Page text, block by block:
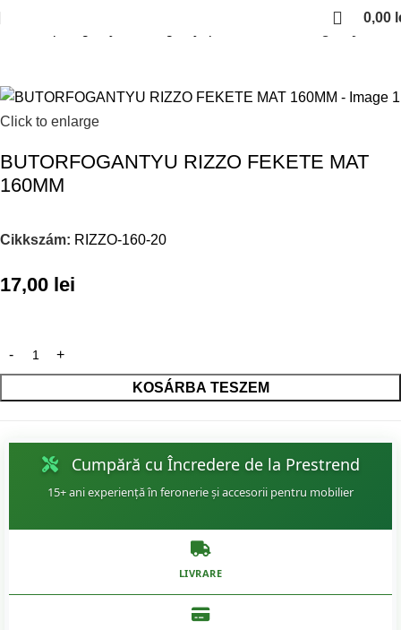
0,00
Fekete fogantyuk
Click to enlarge
BUTORFOGANTYU RIZZO FEKETE MAT
160MM
Cikkszám: RIZZO-160-20
17,00 lei
KOSÁRBA TESZEM
Cumpără cu Încredere de la Prestrend
15+ ani experiență în feronerie și accesorii pentru mobilier
LIVRARE